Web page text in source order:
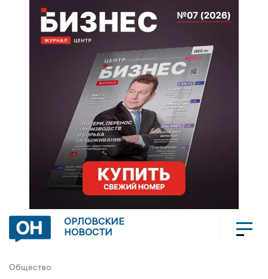
ОРЛОВСКИЕ
НОВОСТИ
Общество